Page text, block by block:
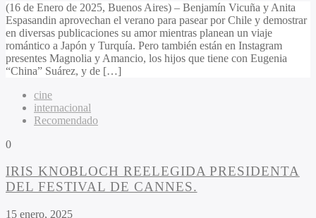
(16 de Enero de 2025, Buenos Aires) – Benjamín Vicuña y Anita
Espasandin aprovechan el verano para pasear por Chile y demostrar
en diversas publicaciones su amor mientras planean un viaje
romántico a Japón y Turquía. Pero también están en Instagram
presentes Magnolia y Amancio, los hijos que tiene con Eugenia
“China” Suárez, y de […]
cine
internacional
Recomendado
0
IRIS KNOBLOCH REELEGIDA PRESIDENTA
DEL FESTIVAL DE CANNES.
15 enero, 2025